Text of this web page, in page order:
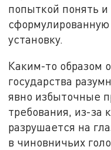
попыткой понять и
установку.
Каким-то образом
государства
явно избыточные
требования, из-за
разрушается на
в чиновничьих